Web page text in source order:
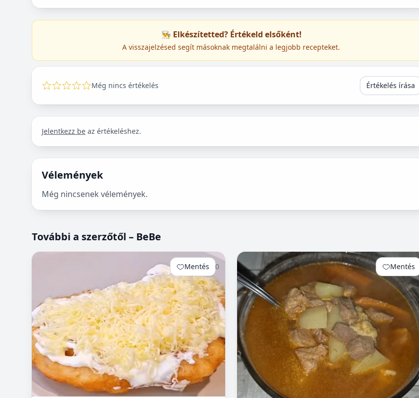
👨‍🍳 Elkészítetted? Értékeld elsőként!
A visszajelzésed segít másoknak megtalálni a legjobb recepteket.
Még nincs értékelés Értékelés írása
Jelentkezz be az értékeléshez.
Vélemények
Még nincsenek vélemények.
További a szerzőtől – BeBe
Mentés 0 Mentés